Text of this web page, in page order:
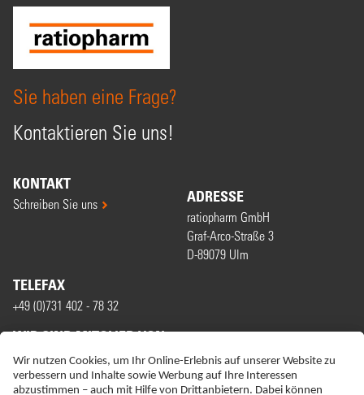
Sie haben eine Frage?
Kontaktieren Sie uns!
KONTAKT
Schreiben Sie uns ADRESSE
ratiopharm GmbH
Graf-Arco-Straße 3
D-89079 Ulm
TELEFAX
+49 (0)731 402 - 78 32
WIR SIND MITGLIED VON